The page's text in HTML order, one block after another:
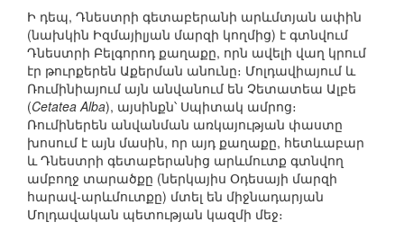
Ի դեպ, Դնեստրի գետաբերանի արևմտյան ափին
(նախկին Իզմայիլյան մարզի կողմից) է գտնվում
Դնեստրի Բելգորոդ քաղաքը, որն ավելի վաղ կրում
էր թուրքերեն Աքերման անունը։ Մոլդավիայում և
Ռումինիայում այն անվանում են Չետատեա Ալբե
(Cetatea Alba), այսինքն՝ Սպիտակ ամրոց։
Ռումիներեն անվանման առկայության փաստը
խոսում է այն մասին, որ այդ քաղաքը, հետևաբար
և Դնեստրի գետաբերանից արևմուտք գտնվող
ամբողջ տարածքը (ներկայիս Օդեսայի մարզի
հարավ-արևմուտքը) մտել են միջնադարյան
Մոլդավական պետության կազմի մեջ։